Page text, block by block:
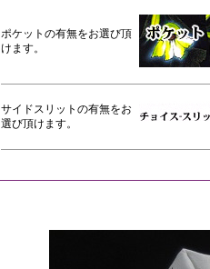
ポケットの有無をお選び頂
けます。
サイドスリットの有無をお
選び頂けます。